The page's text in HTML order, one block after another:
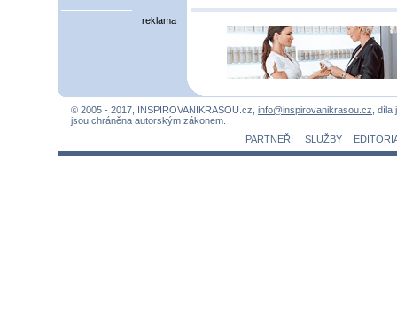
reklama
© 2005 - 2017, INSPIROVANIKRASOU.cz, info@inspirovanikrasou.cz ,
jsou chráněna autorským zákonem.
PARTNEŘI
SLUŽBY